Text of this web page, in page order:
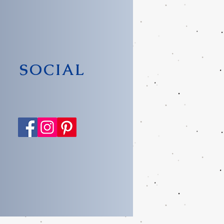
SOCIAL